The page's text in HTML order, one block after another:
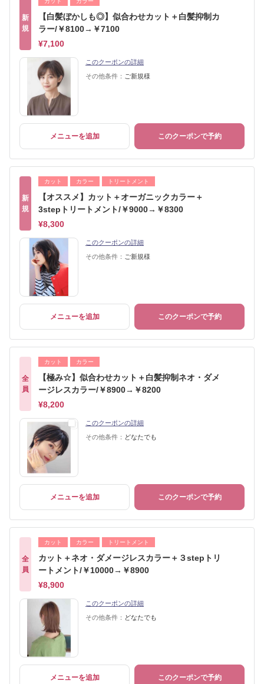
新
規
【白髪ぼかしも◎】似合わせカット＋白髪抑制カ
ラー/￥8100→￥7100
¥7,100
このクーポンの詳細
その他条件： ご新規様
メニューを追加 このクーポンで予約
新
規
カット カラー トリートメント
【オススメ】カット＋オーガニックカラー＋
3stepトリートメント/￥9000→￥8300
¥8,300
このクーポンの詳細
その他条件： ご新規様
メニューを追加 このクーポンで予約
全
員
カット カラー
【極み☆】似合わせカット＋白髪抑制ネオ・ダメ
ージレスカラー/￥8900→￥8200
¥8,200
このクーポンの詳細
その他条件： どなたでも
メニューを追加 このクーポンで予約
全
員
カット カラー トリートメント
カット＋ネオ・ダメージレスカラー＋３stepトリ
ートメント/￥10000→￥8900
¥8,900
このクーポンの詳細
その他条件： どなたでも
メニューを追加 このクーポンで予約